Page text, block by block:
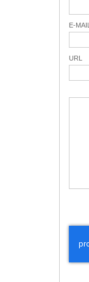
E-MAIL
URL